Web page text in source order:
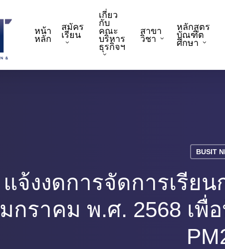
หน้า
หลัก
สมัคร
เรียน
เกี่ยว
กับ
คณะ
บริหาร
ธุรกิจฯ
สาขา
วิชา
หลักสูตร
บัณฑิต
ศึกษา
BUSIT
แจ้งงดการจัดการเรีย
มกราคม พ.ศ. 2568 เพื่